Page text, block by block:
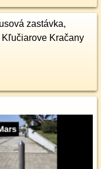
zastávka,
Kračany